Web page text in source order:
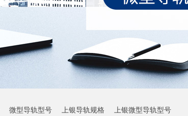
微型导轨型号 上银导轨规格 上银微型导轨型号